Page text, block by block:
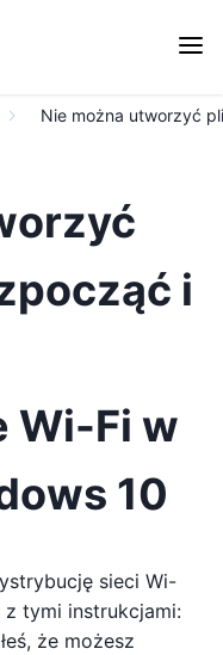
Nie można utworzyć
i
Wi-Fi w
10
sieci Wi-
tymi instrukcjami:
że możesz